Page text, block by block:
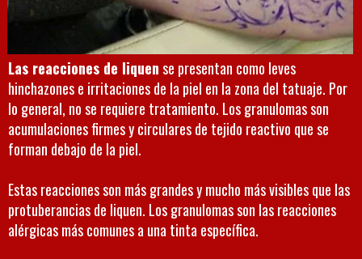
Las reacciones de liquense presentan como leves
hinchazones e irritaciones de la piel en la zona del tatuaje. Por
lo general, no se requiere tratamiento. Los granulomasson
acumulaciones firmes y circulares de tejido reactivo que se
forman debajo de la piel.
Estas reacciones son más grandes y mucho más visibles que las
protuberancias de liquen. Los granulomas son las reacciones
alérgicas más comunes a una tinta específica.